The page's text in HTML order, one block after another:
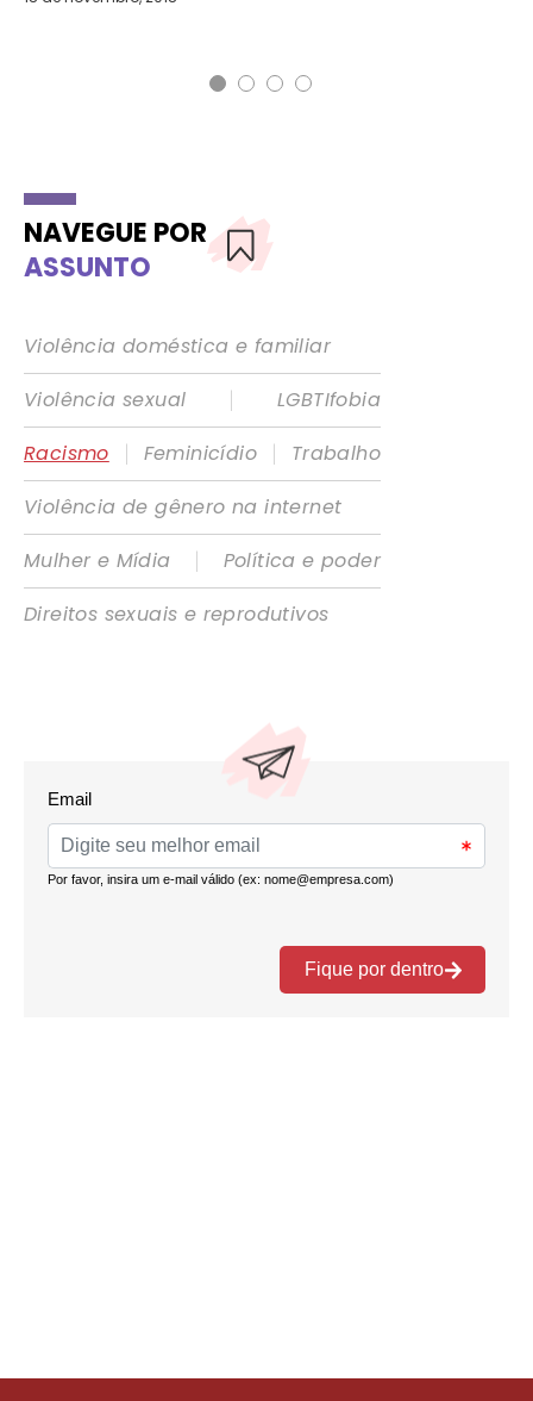
NAVEGUE POR
ASSUNTO
Violência doméstica e familiar
Violência sexual
|
LGBTIfobia
Racismo
| Feminicídio |
Trabalho
Violência de gênero na internet
Mulher e Mídia
|
Política e poder
Direitos sexuais e reprodutivos